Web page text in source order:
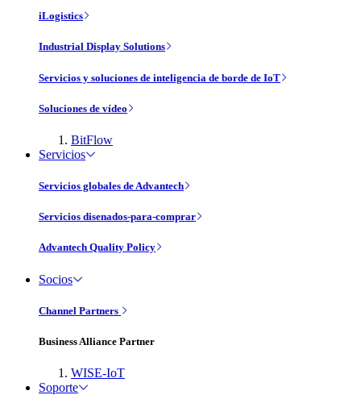
iLogistics
Industrial Display Solutions
Servicios y soluciones de inteligencia de borde de IoT
Soluciones de vídeo
BitFlow
Servicios
Servicios globales de Advantech
Servicios disenados-para-comprar
Advantech Quality Policy
Socios
Channel Partners
Business Alliance Partner
WISE-IoT
Soporte